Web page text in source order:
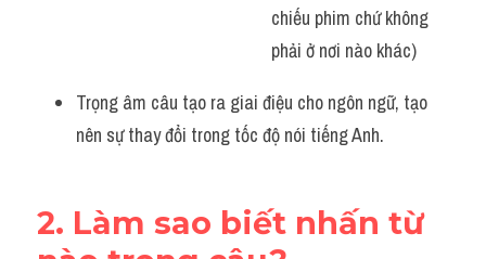
chiếu phim chứ không
phải ở nơi nào khác)
Trọng âm câu tạo ra giai điệu cho ngôn ngữ, tạo
nên sự thay đổi trong tốc độ nói tiếng Anh.
2. Làm sao biết nhấn từ